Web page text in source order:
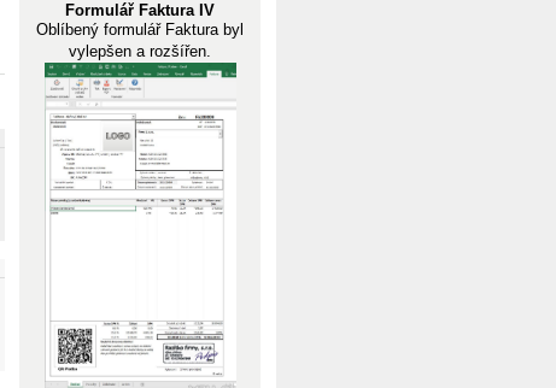
Formulář Faktura IV
Oblíbený formulář Faktura byl
vylepšen a rozšířen.